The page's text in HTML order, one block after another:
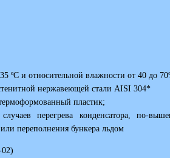
ºС и относительной влажности от 40 до
нержавеющей стали AISI 304*
пластик;
перегрева конденсатора, по-
переполнения бункера льдом